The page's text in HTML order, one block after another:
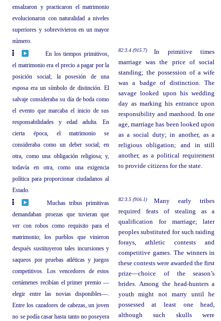
ensalzaron y practicaron el matrimonio
evolucionaron con naturalidad a niveles
superiores y sobrevivieron en un mayor
número.
En los tiempos primitivos,
el matrimonio era el precio a pagar por la
posición social; la posesión de una
esposa era un símbolo de distinción. El
salvaje consideraba su día de boda como
el evento que marcaba el inicio de sus
responsabilidades y edad adulta. En
cierta época, el matrimonio se
consideraba como un deber social; en
otra, como una obligación religiosa; y,
todavía en otra, como una exigencia
política para proporcionar ciudadanos al
Estado.
82:3.4 (915.7)
In primitive times
marriage was the price of social
standing; the possession of a wife
was a badge of distinction. The
savage looked upon his wedding
day as marking his entrance upon
responsibility and manhood. In one
age, marriage has been looked upon
as a social duty; in another, as a
religious obligation; and in still
another, as a political requirement
to provide citizens for the state.
Muchas tribus primitivas
demandaban proezas que tuvieran que
ver con robos como requisito para el
matrimonio; los pueblos que vinieron
después sustituyeron tales incursiones y
saqueos por pruebas atléticas y juegos
competitivos. Los vencedores de estos
certámenes recibían el primer premio —
elegir entre las novias disponibles—.
Entre los cazadores de cabezas, un joven
no se podía casar hasta tanto no poseyera
82:3.5 (916.1)
Many early tribes
required feats of stealing as a
qualification for marriage; later
peoples substituted for such raiding
forays, athletic contests and
competitive games. The winners in
these contests were awarded the first
prize—choice of the season’s
brides. Among the head-hunters a
youth might not marry until he
possessed at least one head,
although such skulls were